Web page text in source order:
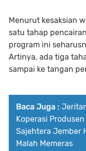
Menurut kesaksian
satu tahap
program ini
Artinya, ada tiga
sampai ke tangan
Baca Juga :
Koperasi
Sajehtera Jember
Malah Memeras